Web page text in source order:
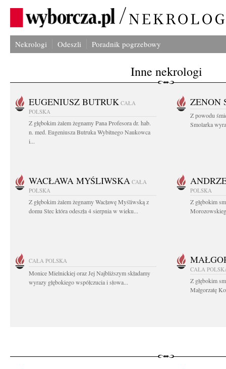
Nekrologi Odeszli Poradnik pogrzebowy
Inne nekrologi
EUGENIUSZ BUTRUK CAŁA
POLSKA
Z głębokim żalem żegnamy Pana Profesora dr. hab.
n. med. Eugeniusza Butruka Wybitnego Naukowca
i...
ZENON
Z powodu
Smolarka
WACŁAWA MYŚLIWSKA CAŁA
POLSKA
Z głębokim żalem żegnamy Wacławę Myśliwską z
domu Stec która odeszła 4 sierpnia w wieku...
POLSKA
Z głębokim
CAŁA POLSKA
Monice Mielnickiej oraz Jej Najbliższym składamy
wyrazy głębokiego współczucia i słowa...
CAŁA
Z głębokim
Małgorzatę